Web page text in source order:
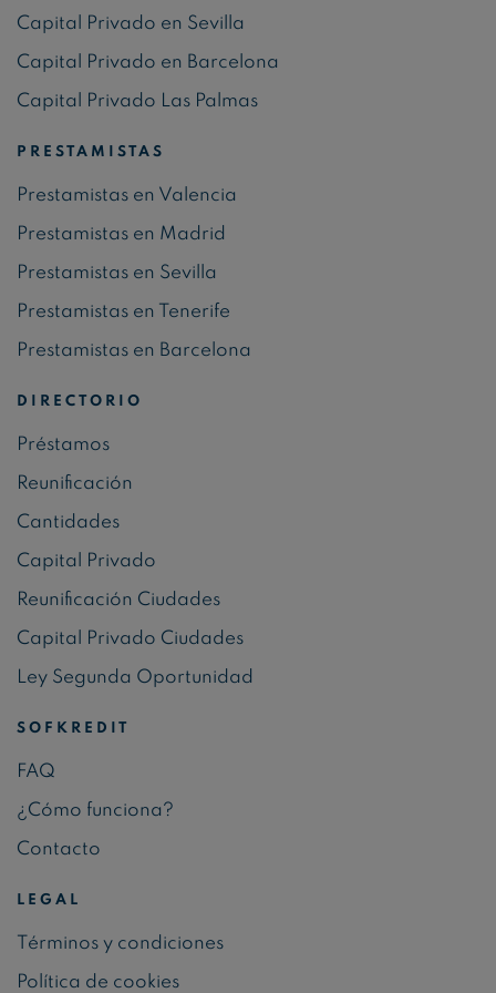
Capital Privado en Sevilla
Capital Privado en Barcelona
Capital Privado Las Palmas
PRESTAMISTAS
Prestamistas en Valencia
Prestamistas en Madrid
Prestamistas en Sevilla
Prestamistas en Tenerife
Prestamistas en Barcelona
DIRECTORIO
Préstamos
Reunificación
Cantidades
Capital Privado
Reunificación Ciudades
Capital Privado Ciudades
Ley Segunda Oportunidad
SOFKREDIT
FAQ
¿Cómo funciona?
Contacto
LEGAL
Términos y condiciones
Política de cookies